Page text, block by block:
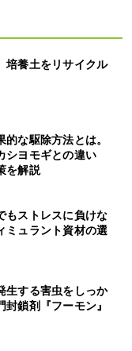
養土をリサイクル
な駆除方法とは。
シヨモギとの違い
を解説
もストレスに負けな
ミュラント資材の選
生する害虫をしっか
鎖剤『フーモン』